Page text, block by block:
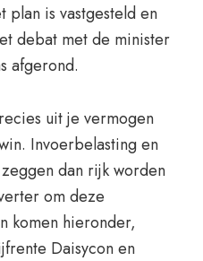
plan is vastgesteld en
debat met de minister
afgerond.
uit je vermogen
Invoerbelasting en
dan rijk worden
om deze
komen hieronder,
Daisycon en